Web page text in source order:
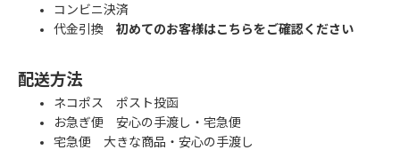
コンビニ決済
代金引換 初めてのお客様はこちらをご確認ください
配送方法
ネコポス ポスト投函
お急ぎ便 安心の手渡し・宅急便
宅急便 大きな商品・安心の手渡し